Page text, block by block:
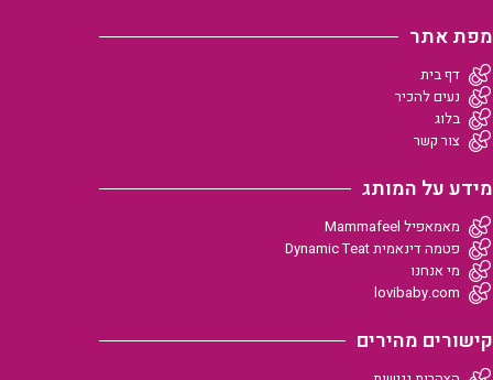
מפת אתר
דף בית
נעים להכיר
בלוג
צור קשר
מידע על המותג
מאמאפיל Mammafeel
פטמה דינאמית Dynamic Teat
מי אנחנו
lovibaby.com
קישורים מהירים